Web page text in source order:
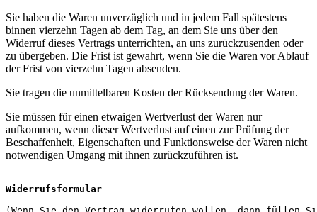
Sie haben die Waren unverzüglich und in jedem Fall spätestens
binnen vierzehn Tagen ab dem Tag, an dem Sie uns über den
Widerruf dieses Vertrags unterrichten, an uns zurückzusenden oder
zu übergeben. Die Frist ist gewahrt, wenn Sie die Waren vor Ablauf
der Frist von vierzehn Tagen absenden.
Sie tragen die unmittelbaren Kosten der Rücksendung der Waren.
Sie müssen für einen etwaigen Wertverlust der Waren nur
aufkommen, wenn dieser Wertverlust auf einen zur Prüfung der
Beschaffenheit, Eigenschaften und Funktionsweise der Waren nicht
notwendigen Umgang mit ihnen zurückzuführen ist.
Widerrufsformular